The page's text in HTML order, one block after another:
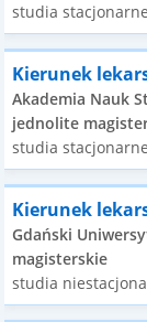
studia
Kierunek
Akademia Nauk
jednolite
studia
Kierunek
Gdański
magisterskie
studia